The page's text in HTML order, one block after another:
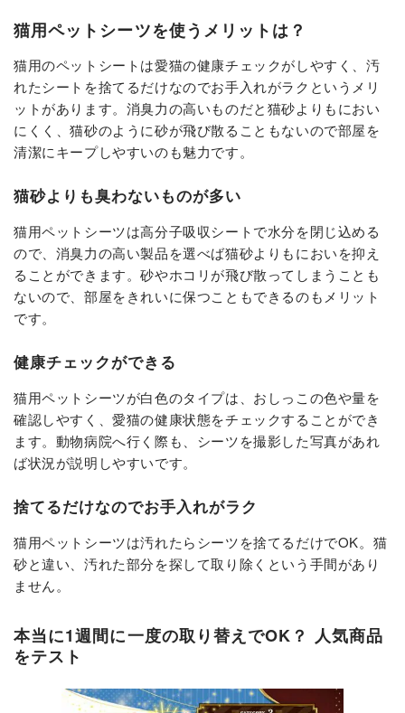
猫用ペットシーツを使うメリットは？
猫用のペットシートは愛猫の健康チェックがしやすく、汚
れたシートを捨てるだけなのでお手入れがラクというメリ
ットがあります。消臭力の高いものだと猫砂よりもにおい
にくく、猫砂のように砂が飛び散ることもないので部屋を
清潔にキープしやすいのも魅力です。
猫砂よりも臭わないものが多い
猫用ペットシーツは高分子吸収シートで水分を閉じ込める
ので、消臭力の高い製品を選べば猫砂よりもにおいを抑え
ることができます。砂やホコリが飛び散ってしまうことも
ないので、部屋をきれいに保つこともできるのもメリット
です。
健康チェックができる
猫用ペットシーツが白色のタイプは、おしっこの色や量を
確認しやすく、愛猫の健康状態をチェックすることができ
ます。動物病院へ行く際も、シーツを撮影した写真があれ
ば状況が説明しやすいです。
捨てるだけなのでお手入れがラク
猫用ペットシーツは汚れたらシーツを捨てるだけでOK。猫
砂と違い、汚れた部分を探して取り除くという手間があり
ません。
本当に1週間に一度の取り替えでOK？ 人気商品
をテスト